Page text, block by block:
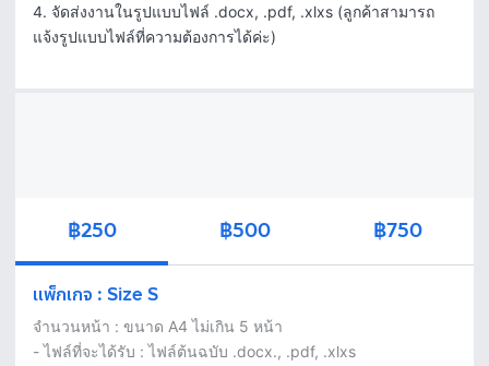
4. จัดส่งงานในรูปแบบไฟล์ .docx, .pdf, .xlxs (ลูกค้าสามารถ
แจ้งรูปแบบไฟล์ที่ความต้องการได้ค่ะ)
฿250 ฿500 ฿750
แพ็กเกจ : Size S
จำนวนหน้า : ขนาด A4 ไม่เกิน 5 หน้า
- ไฟล์ที่จะได้รับ : ไฟล์ต้นฉบับ .docx., .pdf, .xlxs